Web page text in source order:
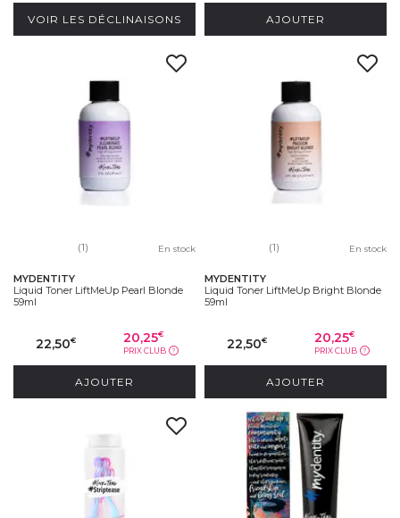
VOIR LES DÉCLINAISONS AJOUTER
(1) En stock
MYDENTITY
Liquid Toner LiftMeUp Pearl Blonde
59ml
22,50€ 20,25€
PRIX CLUB ?
AJOUTER
(1) En stock
MYDENTITY
Liquid Toner LiftMeUp Bright Blonde
59ml
22,50€ 20,25€
PRIX CLUB ?
AJOUTER